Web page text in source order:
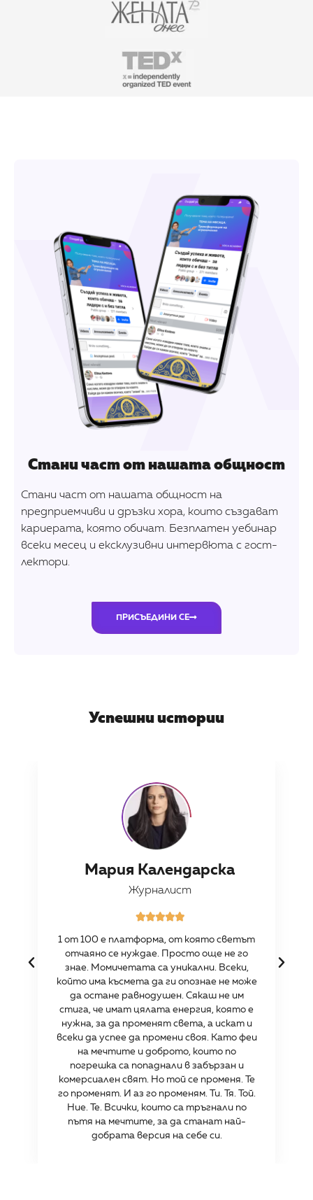
Стани част от нашата общност
Стани част от нашата общност на
предприемчиви и дръзки хора, които създават
кариерата, която обичат. Безплатен уебинар
всеки месец и ексклузивни интервюта с гост-
лектори.
ПРИСЪЕДИНИ СЕ
Успешни истории
Мария Календарска

Журналист
1 от 100 е платформа, от която светът
отчаяно се нуждае. Просто още не го
знае. Момичетата са уникални. Всеки,
който има късмета да ги опознае не може
да остане равнодушен. Сякаш не им
стига, че имат цялата енергия, която е
нужна, за да променят света, а искат и
всеки да успее да промени своя. Като феи
на мечтите и доброто, които по
погрешка са попаднали в забързан и
комерсиален свят. Но той се променя. Те
го променят. И аз го променям. Ти. Тя. Той.
Ние. Те. Всички, които са тръгнали по
пътя на мечтите, за да станат най-
добрата версия на себе си.